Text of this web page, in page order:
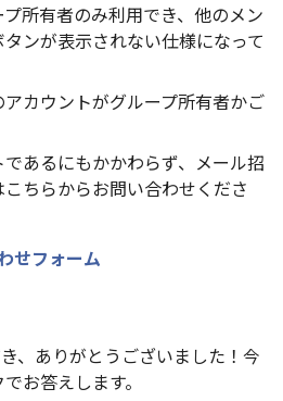
所有者のみ利用でき、他のメン
ンが表示されない仕様になって
カウントがグループ所有者かご
あるにもかかわらず、メール招
ちらからお問い合わせくださ
せフォーム
、ありがとうございました！今
お答えします。